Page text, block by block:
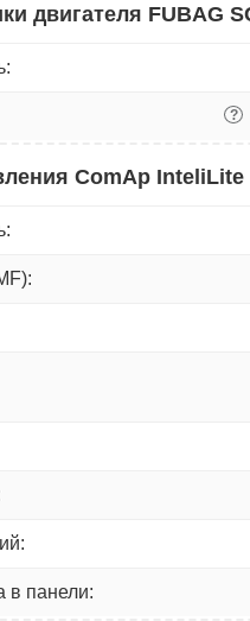
двигателя FUBAG
?
ComAp InteliLite
в панели: